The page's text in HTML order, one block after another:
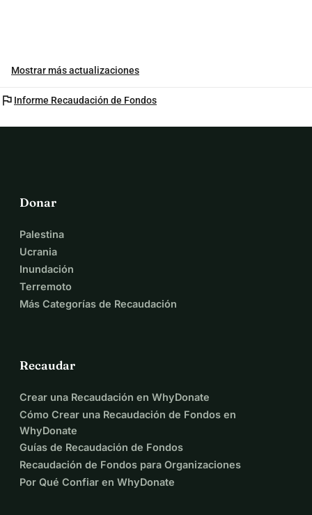
Mostrar más actualizaciones
flag Informe Recaudación de Fondos
Donar
Palestina
Ucrania
Inundación
Terremoto
Más Categorías de Recaudación
Recaudar
Crear una Recaudación en WhyDonate
Cómo Crear una Recaudación de Fondos en
WhyDonate
Guías de Recaudación de Fondos
Recaudación de Fondos para Organizaciones
Por Qué Confiar en WhyDonate